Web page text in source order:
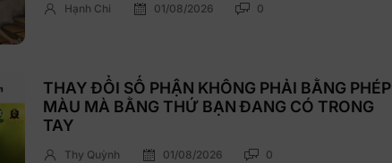
Hạnh Chi 01/08/2026 0
THAY ĐỔI SỐ PHẬN KHÔNG PHẢI BẰNG PHÉP
MÀU MÀ BẰNG THỨ BẠN ĐANG CÓ TRONG
TAY
Thy Quỳnh 01/08/2026 0